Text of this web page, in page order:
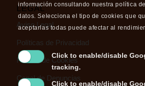
LEGAL
Aviso Legal
Políticas de Privacidad
Política de Cookies
Canal de Denuncias
información consultando nuestra política
datos. Selecciona el tipo de cookies que
aceptarlas todas puede afectar al
Click to enable/disable
tracking.
Click to enable/disable